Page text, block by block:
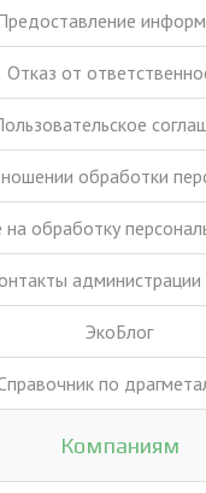
Отказ от
обработки
на обработку
администрации
ЭкоБлог
по
Компаниям